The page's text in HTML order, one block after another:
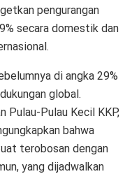
pengurangan
secara domestik dan
di angka 29%
global.
Pulau-Pulau Kecil KKP,
bahwa
terobosan dengan
yang dijadwalkan